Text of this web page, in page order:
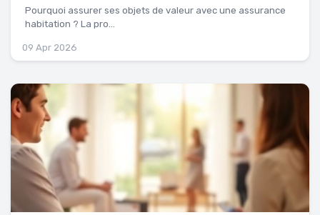
Pourquoi assurer ses objets de valeur avec une assurance
habitation ? La pro...
09 Apr 2026